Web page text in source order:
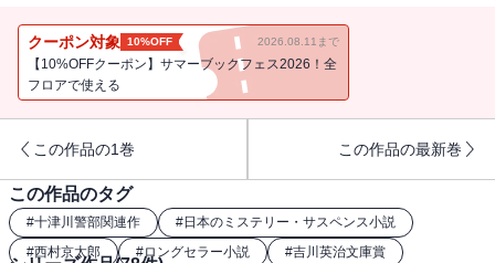
ボットを警察に持ち帰ったところ、そのロボットが爆発。さらに、
ＡＩの第一人者の謎の死、奥多摩で発見されるクローンの猿と、謎
が謎を呼んでいく……。奥多摩で進行する、巨大な陰謀とは……。
クーポン対象 10%OFF 2026.08.11まで
【10%OFFクーポン】サマーブックフェス2026！全
フロアで使える
この作品の1巻 この作品の最新巻
この作品のタグ
#十津川警部関連作 #日本のミステリー・サスペンス小説
#西村京太郎 #ロングセラー小説 #吉川英治文庫賞